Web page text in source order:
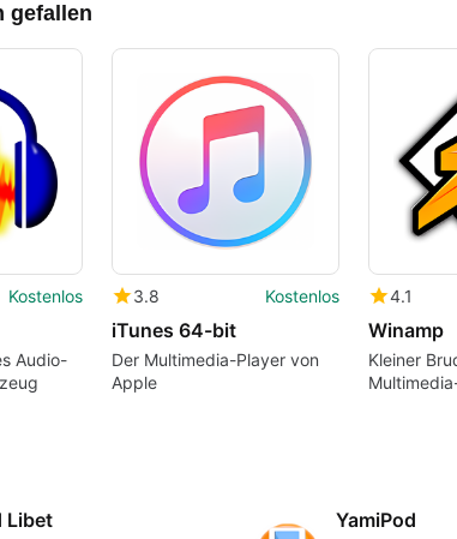
gefallen
Kostenlos
Audio-
3.8 Kostenlos
iTunes 64-bit
Der Multimedia-Player von
Apple
4.1
Winamp
Kleiner
Libet YamiPod